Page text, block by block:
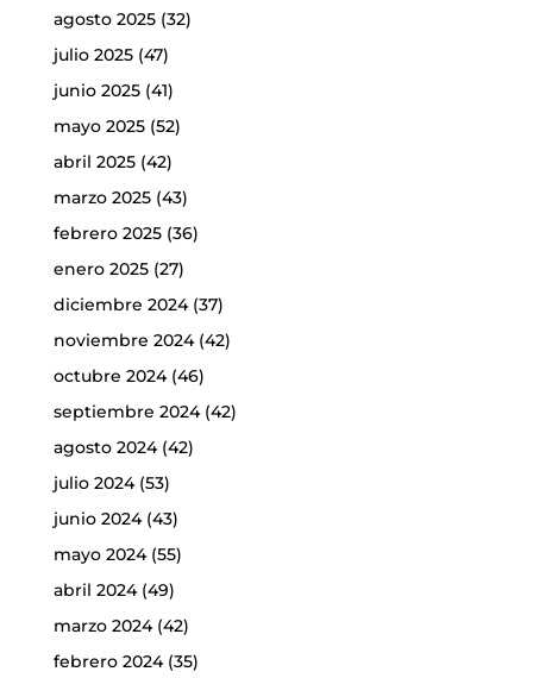
agosto 2025(32)
julio 2025(47)
junio 2025(41)
mayo 2025(52)
abril 2025(42)
marzo 2025(43)
febrero 2025(36)
enero 2025(27)
diciembre 2024(37)
noviembre 2024(42)
octubre 2024(46)
septiembre 2024(42)
agosto 2024(42)
julio 2024(53)
junio 2024(43)
mayo 2024(55)
abril 2024(49)
marzo 2024(42)
febrero 2024(35)